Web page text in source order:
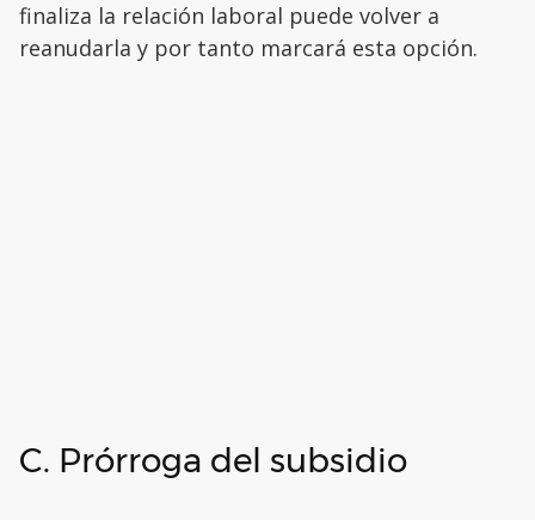
finaliza la relación laboral puede volver a
reanudarla y por tanto marcará esta opción.
C. Prórroga del subsidio